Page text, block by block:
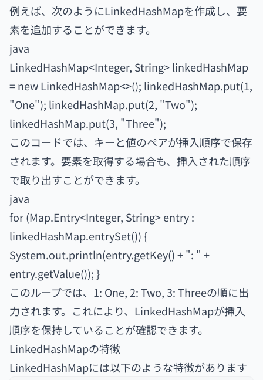
例えば、次のようにLinkedHashMapを作成し、要
素を追加することができます。
java
LinkedHashMap<Integer, String> linkedHashMap
= new LinkedHashMap<>(); linkedHashMap.put(1,
"One"); linkedHashMap.put(2, "Two");
linkedHashMap.put(3, "Three");
このコードでは、キーと値のペアが挿入順序で保存
されます。要素を取得する場合も、挿入された順序
で取り出すことができます。
java
for (Map.Entry<Integer, String> entry :
linkedHashMap.entrySet()) {
System.out.println(entry.getKey() + ": " +
entry.getValue()); }
このループでは、1: One, 2: Two, 3: Threeの順に出
力されます。これにより、LinkedHashMapが挿入
順序を保持していることが確認できます。
LinkedHashMapの特徴
LinkedHashMapには以下のような特徴があります